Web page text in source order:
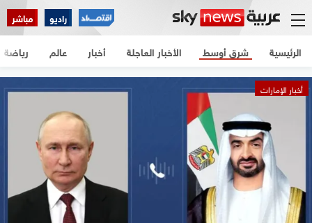
راديو مباشر
الرئيسية الأخبار العاجلة أخبار شرق أوسط عالم رياضة
أخبار الإمارات